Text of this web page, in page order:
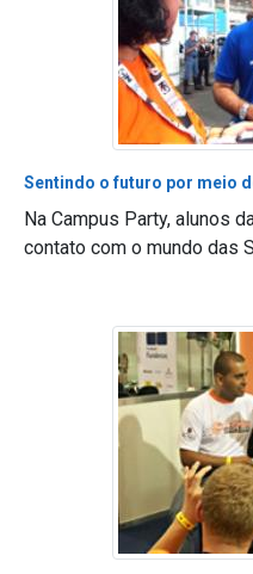
Sentindo o futuro por meio
Na Campus Party, alunos
contato com o mundo das